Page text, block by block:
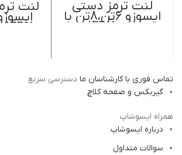
لنت ترمز دستی
ایسوزو 6تن،8تن با
لوازم اصل JFBK ژاپن
لنت
JFBK ژاپن ABS
تماس فوری با کارشناسان ما دسترسی سریع
گیربکس و صفحه کلاچ
همراه ایسوشاپ
درباره ایسوشاپ
سوالات متداول